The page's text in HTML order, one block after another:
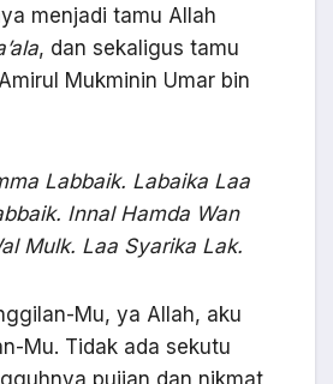
menjadi tamu Allah
, dan sekaligus tamu
Mukminin Umar bin
Labbaik. Labaika Laa
Innal Hamda Wan
Mulk. Laa Syarika Lak.
Mu, ya Allah, aku
Mu. Tidak ada sekutu